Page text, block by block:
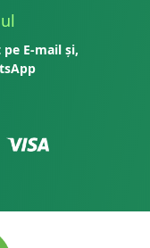
E-mail și,